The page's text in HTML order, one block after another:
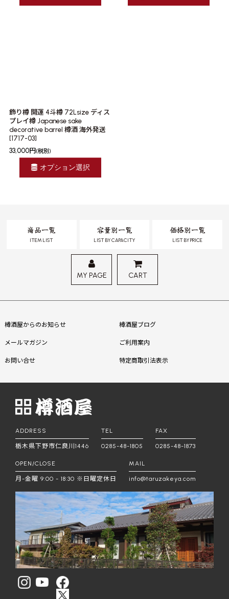
飾り樽 開運 4斗樽 72Lsize ディス
プレイ樽 Japanese sake
decorative barrel 樽酒 海外発送
[1717-03]
33,000円 (税別)
オプション選択
商品一覧
ITEM LIST
容量別一覧
LIST BY CAPACITY
価格別一覧
LIST BY PRICE
MY PAGE CART
樽酒屋からのお知らせ 樽酒屋ブログ
メールマガジン ご利用案内
お問い合せ 特定商取引法表示
ADDRESS
栃木県下野市仁良川1446
TEL
0285-48-1805
FAX
0285-48-1873
OPEN/CLOSE
月-金曜 9:00 - 18:30 ※日曜定休日
MAIL
info@taruzakeya.com